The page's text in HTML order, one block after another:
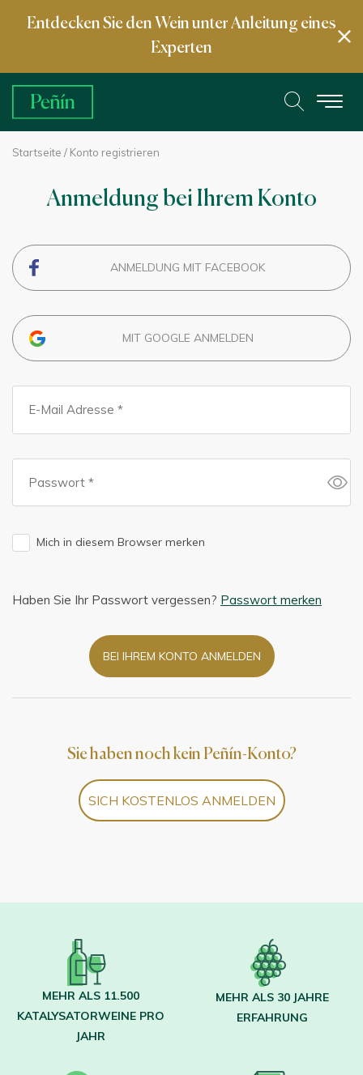
Entdecken Sie den Wein unter Anleitung eines
Experten
Startseite / Konto registrieren
Anmeldung bei Ihrem Konto
ANMELDUNG MIT FACEBOOK
MIT GOOGLE ANMELDEN
Mich in diesem Browser merken
Haben Sie Ihr Passwort vergessen? Passwort merken
BEI IHREM KONTO ANMELDEN
Sie haben noch kein Peñín-Konto?
SICH KOSTENLOS ANMELDEN
MEHR ALS 11.500
KATALYSATORWEINE PRO
JAHR
MEHR ALS 30 JAHRE
ERFAHRUNG